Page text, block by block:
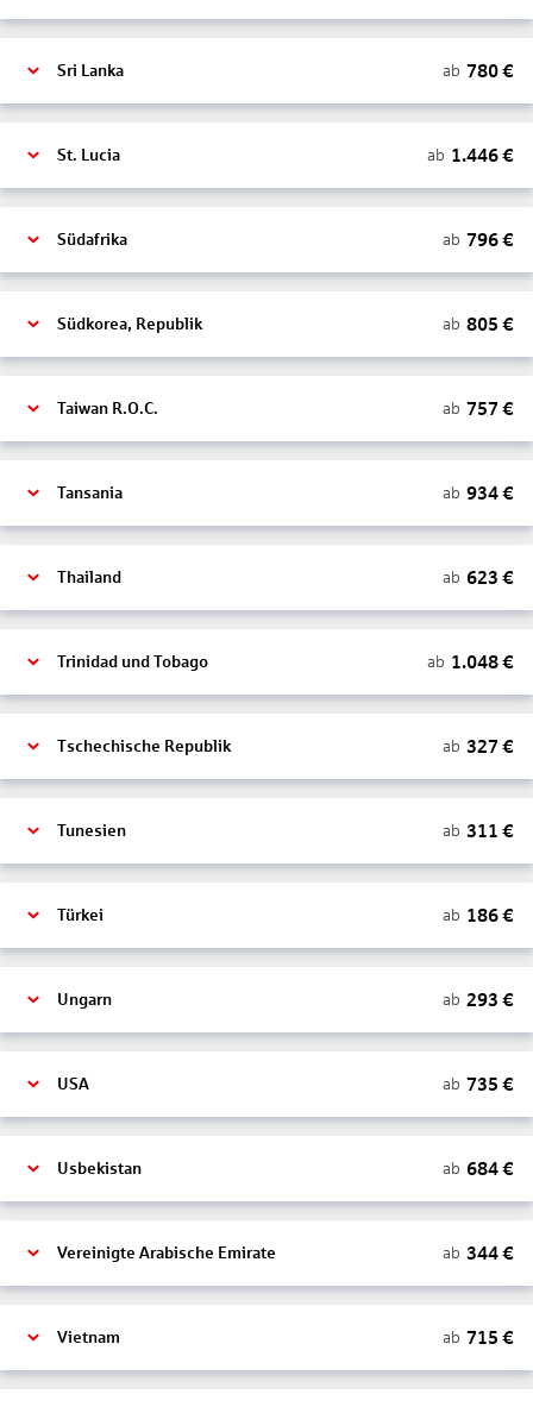
Sri Lanka ab 780€
St. Lucia ab 1.446€
Südafrika ab 796€
Südkorea, Republik ab 805 €
Taiwan R.O.C. ab 757 €
Tansania ab 934€
Thailand ab 623 €
Trinidad und Tobago ab 1.048€
Tschechische Republik ab 327 €
Tunesien ab 311 €
Türkei ab 186€
Ungarn ab 293 €
USA ab 735 €
Usbekistan ab 684€
Vereinigte Arabische Emirate ab 344€
Vietnam ab 715 €